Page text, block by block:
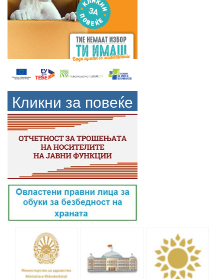
Кликни за повеќе